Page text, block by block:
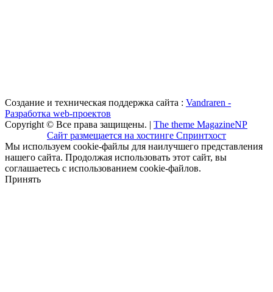
Создание и техническая поддержка сайта : Vandraren -
Разработка web-проектов
Copyright © Все права защищены. | The theme MagazineNP
Сайт размещается на хостинге Спринтхост
Мы используем cookie-файлы для наилучшего представления
нашего сайта. Продолжая использовать этот сайт, вы
соглашаетесь с использованием cookie-файлов.
Принять